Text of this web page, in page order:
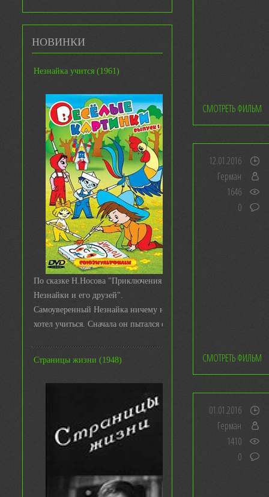
НОВИНКИ
Незнайка учится (1961)
По сказке Н.Носова "Приключения
Незнайки и его друзей".
Самоуверенный Незнайка ничему не
хотел учиться. Сначала он пытался с ...
Страницы жизни (1948)
СМОТРЕТЬ ФИЛЬМ
12.01.2016
Герман
1646
0
СМОТРЕТЬ ФИЛЬМ
01.01.2016
Герман
1410
0